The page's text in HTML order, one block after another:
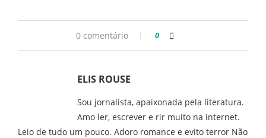
0 comentário 0
ELIS ROUSE
Sou jornalista, apaixonada pela literatura.
Amo ler, escrever e rir muito na internet.
Leio de tudo um pouco. Adoro romance e evito terror Não